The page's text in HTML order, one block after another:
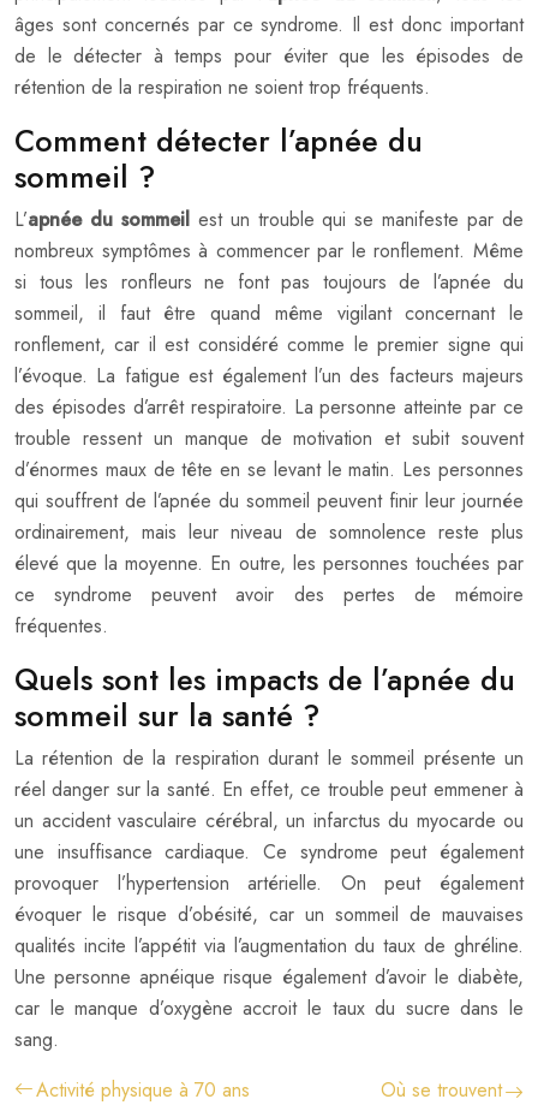
âges sont concernés par ce syndrome. Il est donc important
de le détecter à temps pour éviter que les épisodes de
rétention de la respiration ne soient trop fréquents.
Comment détecter l’apnée du
sommeil ?
L’apnée du sommeil est un trouble qui se manifeste par de
nombreux symptômes à commencer par le ronflement. Même
si tous les ronfleurs ne font pas toujours de l’apnée du
sommeil, il faut être quand même vigilant concernant le
ronflement, car il est considéré comme le premier signe qui
l’évoque. La fatigue est également l’un des facteurs majeurs
des épisodes d’arrêt respiratoire. La personne atteinte par ce
trouble ressent un manque de motivation et subit souvent
d’énormes maux de tête en se levant le matin. Les personnes
qui souffrent de l’apnée du sommeil peuvent finir leur journée
ordinairement, mais leur niveau de somnolence reste plus
élevé que la moyenne. En outre, les personnes touchées par
ce syndrome peuvent avoir des pertes de mémoire
fréquentes.
Quels sont les impacts de l’apnée du
sommeil sur la santé ?
La rétention de la respiration durant le sommeil présente un
réel danger sur la santé. En effet, ce trouble peut emmener à
un accident vasculaire cérébral, un infarctus du myocarde ou
une insuffisance cardiaque. Ce syndrome peut également
provoquer l’hypertension artérielle. On peut également
évoquer le risque d’obésité, car un sommeil de mauvaises
qualités incite l’appétit via l’augmentation du taux de ghréline.
Une personne apnéique risque également d’avoir le diabète,
car le manque d’oxygène accroit le taux du sucre dans le
sang.
Activité physique à 70 ans
Où se trouvent